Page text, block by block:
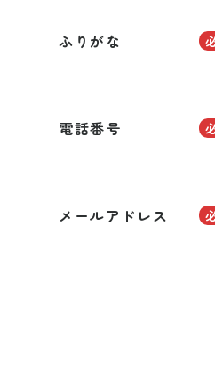
ふりがな
電話番号
メールアドレス